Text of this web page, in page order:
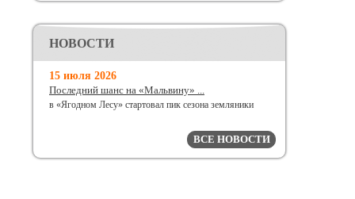
НОВОСТИ
15 июля 2026
Последний шанс на «Мальвину» ...
в «Ягодном Лесу» стартовал пик сезона земляники
ВСЕ НОВОСТИ